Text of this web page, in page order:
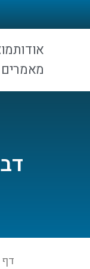
אודות
מאמרים